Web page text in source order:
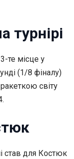
турнірі
те місце у
(1/8 фіналу)
світу
став для Костюк